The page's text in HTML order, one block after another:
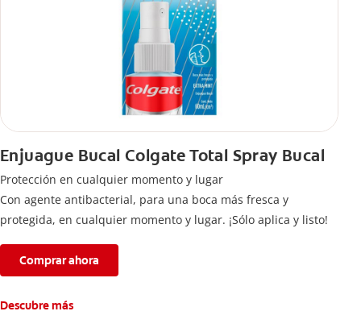
Enjuague Bucal Colgate Total Spray Bucal
Protección en cualquier momento y lugar
Con agente antibacterial, para una boca más fresca y
protegida, en cualquier momento y lugar. ¡Sólo aplica y listo!
Comprar ahora
Descubre más